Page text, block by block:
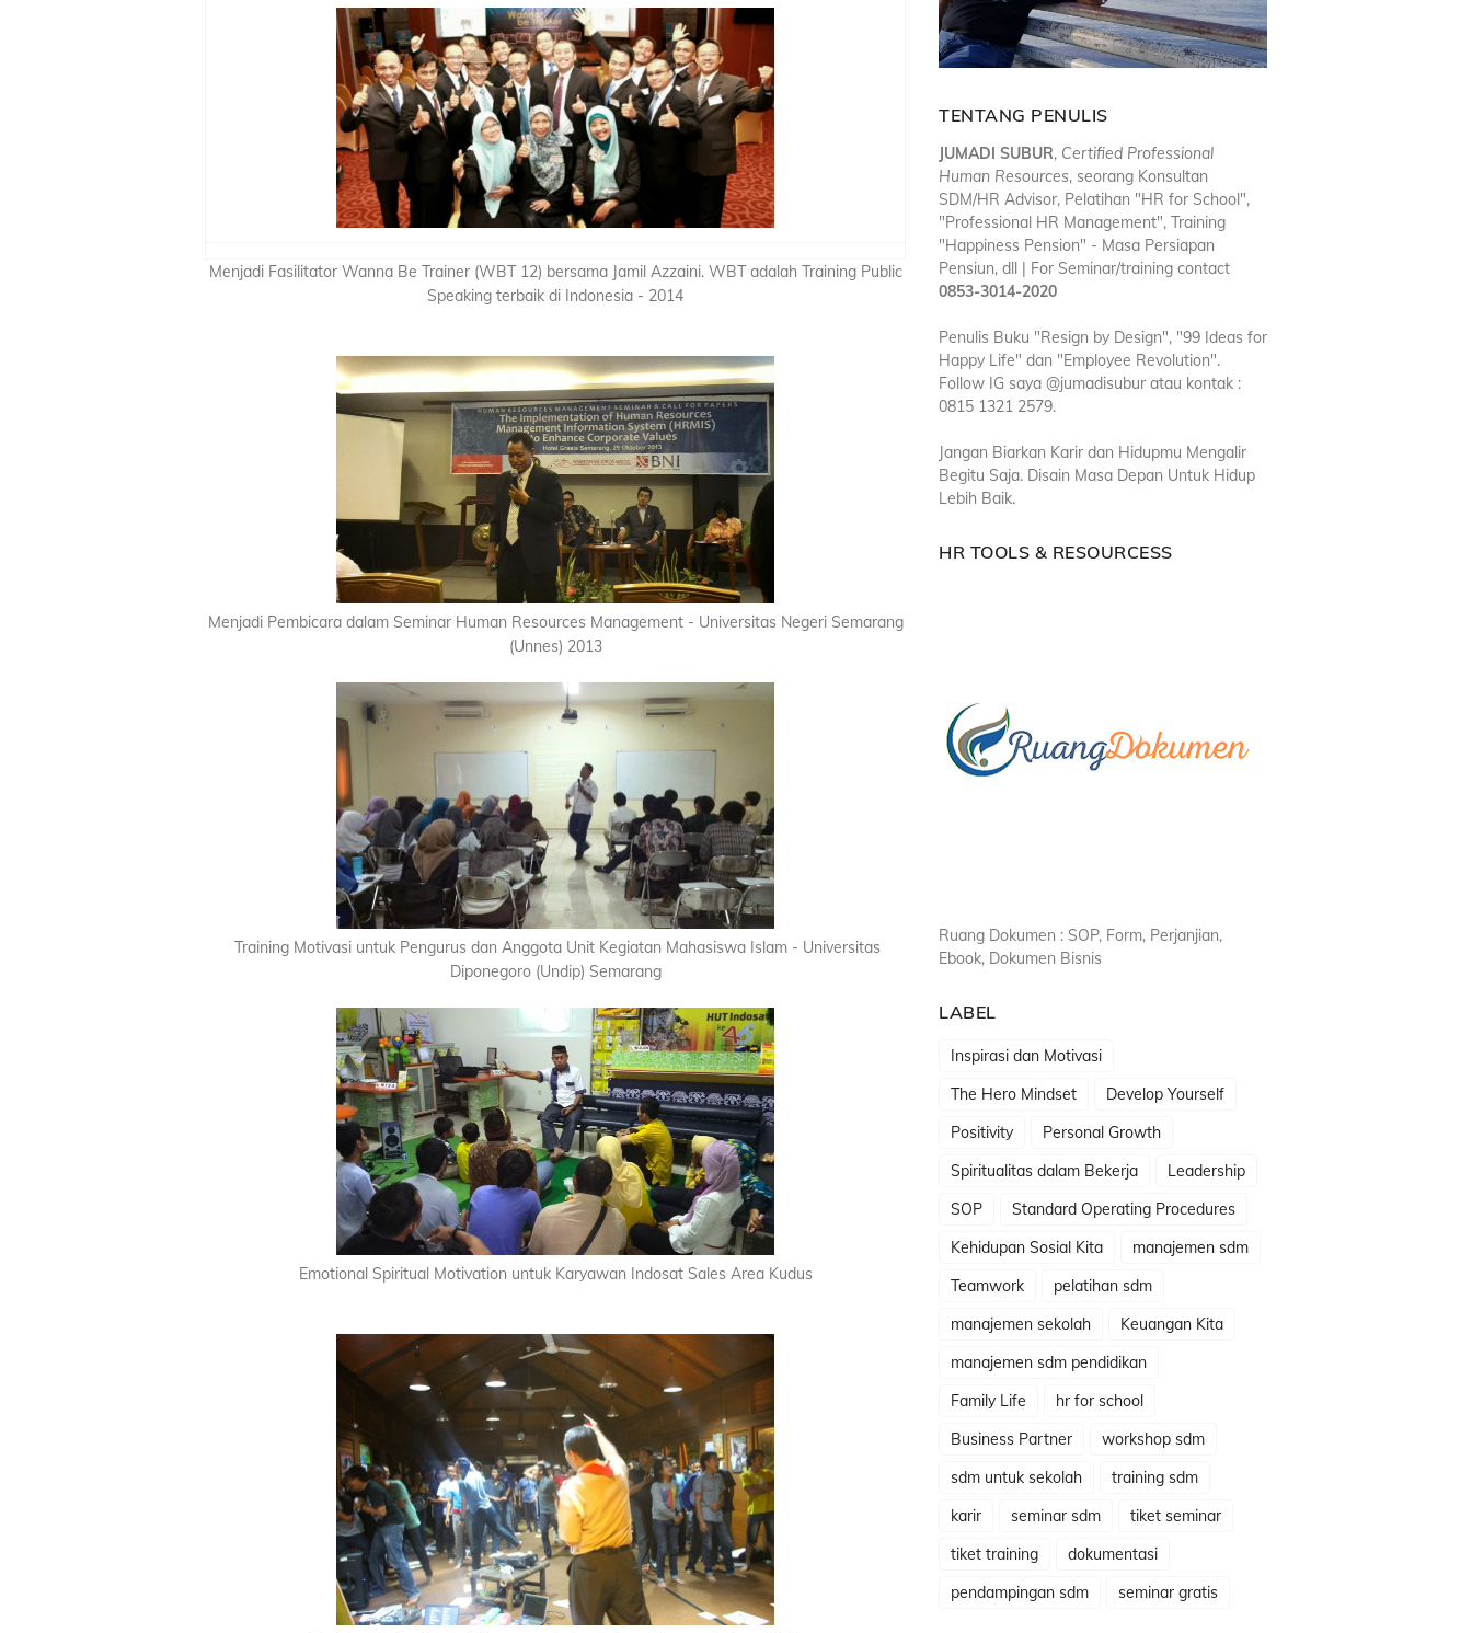
Menjadi Fasilitator Wanna Be Trainer (WBT 12) bersama Jamil Azzaini. WBT adalah Training Public
Speaking terbaik di Indonesia - 2014
Menjadi Pembicara dalam Seminar Human Resources Management - Universitas Negeri Semarang
(Unnes) 2013
Training Motivasi untuk Pengurus dan Anggota Unit Kegiatan Mahasiswa Islam - Universitas
Diponegoro (Undip) Semarang
Emotional Spiritual Motivation untuk Karyawan Indosat Sales Area Kudus
TENTANG PENULIS
JUMADI SUBUR, Certified Professional
Human Resources, seorang Konsultan
SDM/HR Advisor, Pelatihan "HR for School",
"Professional HR Management", Training
"Happiness Pension" - Masa Persiapan
Pensiun, dll | For Seminar/training contact
0853-3014-2020
Penulis Buku "Resign by Design", "99 Ideas for
Happy Life" dan "Employee Revolution".
Follow IG saya @jumadisubur atau kontak :
0815 1321 2579.
Jangan Biarkan Karir dan Hidupmu Mengalir
Begitu Saja. Disain Masa Depan Untuk Hidup
Lebih Baik.
HR TOOLS & RESOURCESS
Ruang Dokumen : SOP, Form, Perjanjian,
Ebook, Dokumen Bisnis
LABEL
Inspirasi dan Motivasi
The Hero Mindset
Develop Yourself
Positivity
Personal Growth
Spiritualitas dalam Bekerja
Leadership
SOP
Standard Operating Procedures
Kehidupan Sosial Kita
manajemen sdm
Teamwork
pelatihan sdm
manajemen sekolah
Keuangan Kita
manajemen sdm pendidikan
Family Life
hr for school
Business Partner
workshop sdm
sdm untuk sekolah
training sdm
karir
seminar sdm
tiket seminar
tiket training
dokumentasi
pendampingan sdm
seminar gratis